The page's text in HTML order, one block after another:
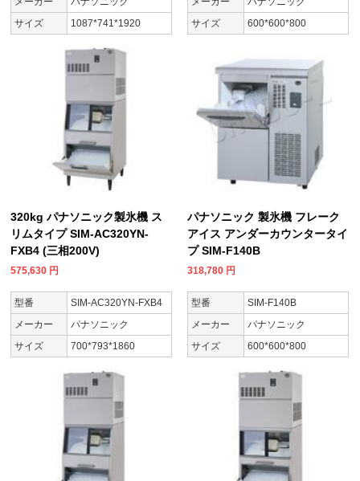
サイズ
1087*741*1920
サイズ
600*600*800
320kg パナソニック製氷機 ス
リムタイプ SIM-AC320YN-
FXB4 (三相200V)
575,630 円
型番
SIM-AC320YN-FXB4
メーカー
パナソニック
サイズ
700*793*1860
パナソニック 製氷機 フレーク
アイス アンダーカウンタータイ
プ SIM-F140B
318,780 円
型番
SIM-F140B
メーカー
パナソニック
サイズ
600*600*800